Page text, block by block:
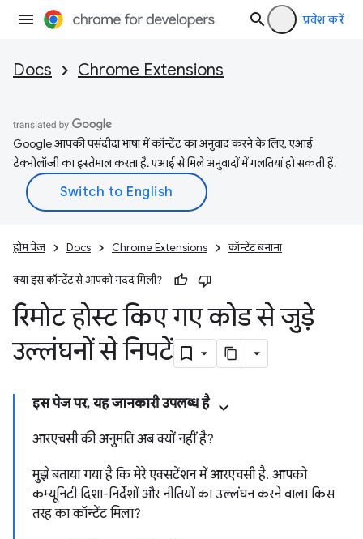
प्रवेश करें
Docs Chrome Extensions
Google आपकी पसंदीदा भाषा में कॉन्टेंट का अनुवाद करने के लिए, एआई
टेक्नोलॉजी का इस्तेमाल करता है. एआई से मिले अनुवादों में गलतियां हो सकती हैं.
होम पेज Docs Chrome Extensions कॉन्टेंट बनाना
क्या इस कॉन्टेंट से आपको मदद मिली?
रिमोट होस्ट किए गए कोड से जुड़े
उल्लंघनों से निपटें
इस पेज पर, यह जानकारी उपलब्ध है
आरएचसी की अनुमति अब क्यों नहीं है?
मुझे बताया गया है कि मेरे एक्सटेंशन में आरएचसी है. आपको
कम्यूनिटी दिशा-निर्देशों और नीतियों का उल्लंघन करने वाला किस
तरह का कॉन्टेंट मिला?